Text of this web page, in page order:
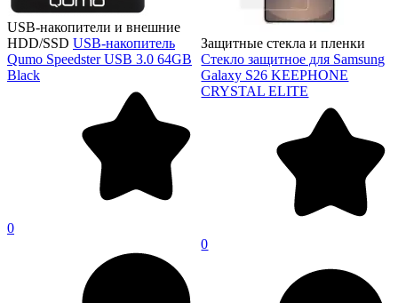
USB-накопители и внешние
HDD/SSD USB-накопитель
Qumo Speedster USB 3.0 64GB
Black
0
Защитные стекла и пленки
Стекло защитное для Samsung
Galaxy S26 KEEPHONE
CRYSTAL ELITE
0